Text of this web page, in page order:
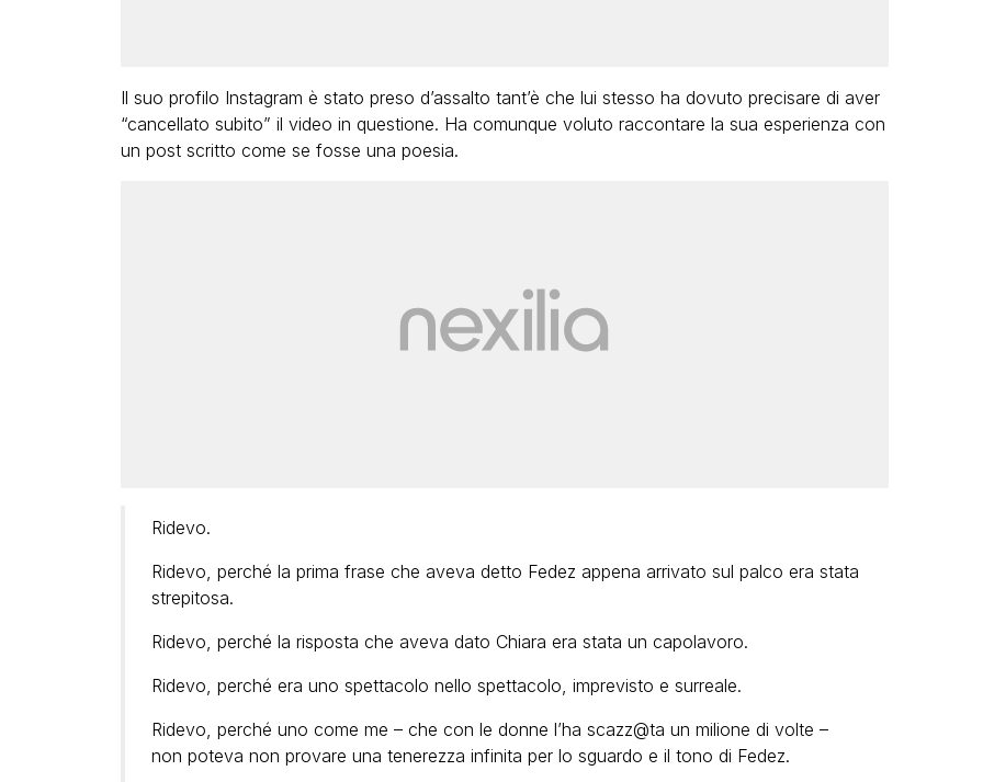
Il suo profilo Instagram è stato preso d’assalto tant’è che lui stesso ha dovuto precisare di aver
“cancellato subito” il video in questione. Ha comunque voluto raccontare la sua esperienza con
un post scritto come se fosse una poesia.
Ridevo.
Ridevo, perché la prima frase che aveva detto Fedez appena arrivato sul palco era stata
strepitosa.
Ridevo, perché la risposta che aveva dato Chiara era stata un capolavoro.
Ridevo, perché era uno spettacolo nello spettacolo, imprevisto e surreale.
Ridevo, perché uno come me – che con le donne l’ha scazz@ta un milione di volte –
non poteva non provare una tenerezza infinita per lo sguardo e il tono di Fedez.